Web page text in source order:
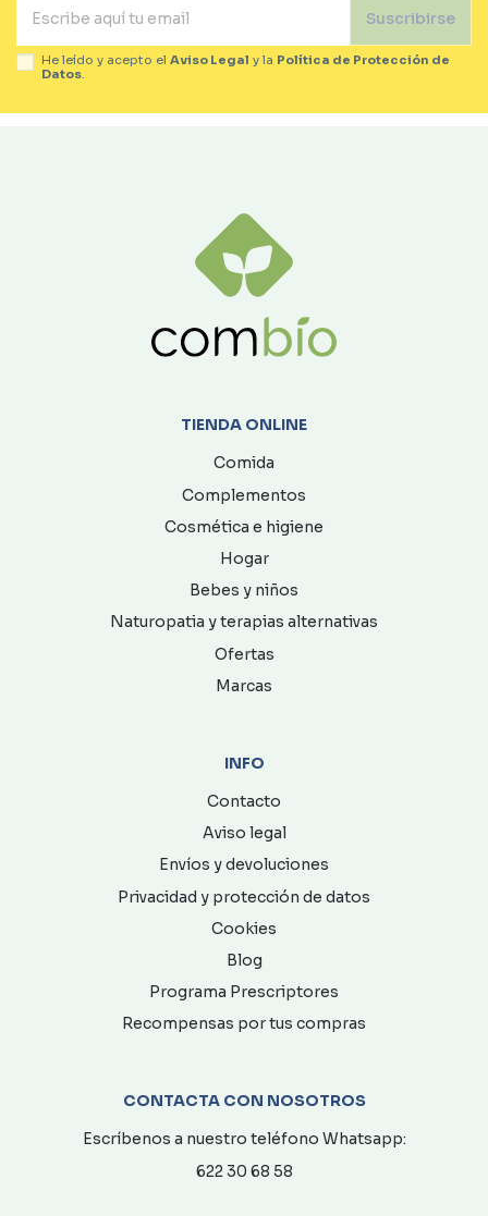
Suscribirse
He leído y acepto el Aviso Legal y la Política de Protección de
Datos
TIENDA ONLINE
Comida
Complementos
Cosmética e higiene
Hogar
Bebes y niños
Naturopatia y terapias alternativas
Ofertas
Marcas
INFO
Contacto
Aviso legal
Envíos y devoluciones
Privacidad y protección de datos
Cookies
Blog
Programa Prescriptores
Recompensas por tus compras
CONTACTA CON NOSOTROS
Escríbenos a nuestro teléfono Whatsapp:
622 30 68 58